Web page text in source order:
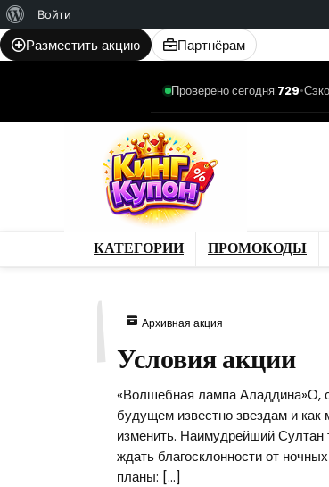
WordPress
Войти
Разместить акцию Партнёрам
Проверено сегодня:729•
КАТЕГОРИИ ПРОМОКОДЫ
Архивная акция
Условия акции
«Волшебная лампа Аладдина»О,
будущем известно звездам и
изменить. Наимудрейший Султан
ждать благосклонности от
планы: […]